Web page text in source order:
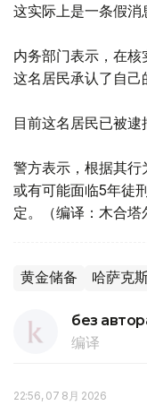
这实际上是一条假消
内务部门表示，在核
这名居民承认了自己
目前这名居民已被逮
警方表示，根据其
或有可能面临5年徒
定。（编译：木合塔
黄金储备 哈萨克
без
编译
22:56, 07 8月 2026